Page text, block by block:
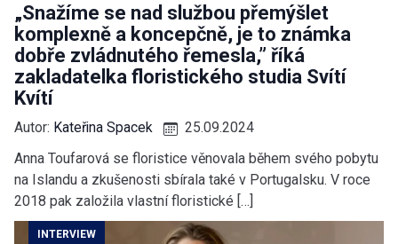
„Snažíme se nad službou přemýšlet
komplexně a koncepčně, je to známka
dobře zvládnutého řemesla,” říká
zakladatelka floristického studia Svítí
Kvítí
Autor: Kateřina Spacek
25.09.2024
Anna Toufarová se floristice věnovala během svého pobytu
na Islandu a zkušenosti sbírala také v Portugalsku. V roce
2018 pak založila vlastní floristické […]
INTERVIEW